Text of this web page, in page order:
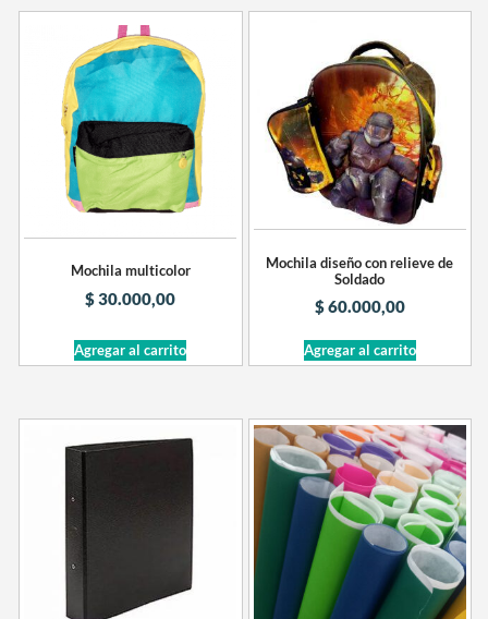
Mochila multicolor
$30.000,00
Agregar al carrito
Mochila diseño con relieve de
Soldado
$60.000,00
Agregar al carrito